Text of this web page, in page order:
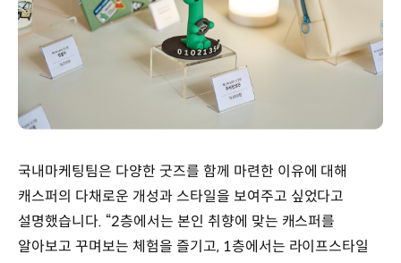
국내마케팅팀은 다양한 굿즈를 함께 마련한 이유에 대해
캐스퍼의 다채로운 개성과 스타일을 보여주고 싶었다고
설명했습니다. “2층에서는 본인 취향에 맞는 캐스퍼를
알아보고 꾸며보는 체험을 즐기고, 1층에서는 라이프스타일